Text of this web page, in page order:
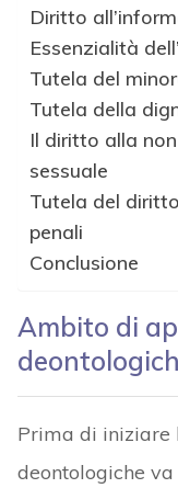
Diritto
Essenzialità
Tutela del
Tutela della
Il diritto alla
sessuale
Tutela del
penali
Conclusione
Ambito di
Prima di iniziare
deontologiche